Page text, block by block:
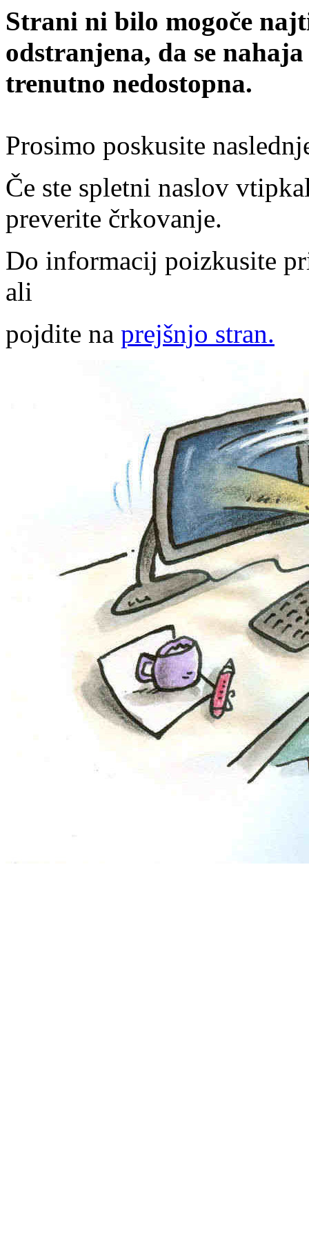
Strani ni bilo mogoče
odstranjena, da se
trenutno nedostopna.
Prosimo poskusite
Če ste spletni naslov
preverite črkovanje.
Do informacij poizkusite
ali
pojdite na prejšnjo stran.